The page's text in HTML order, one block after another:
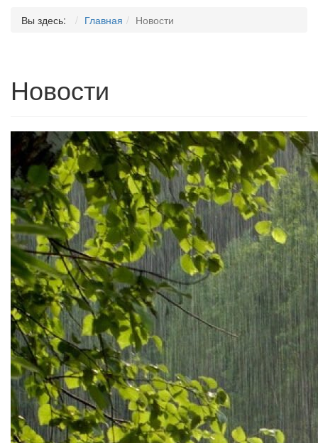
Вы здесь: Главная Новости
Новости